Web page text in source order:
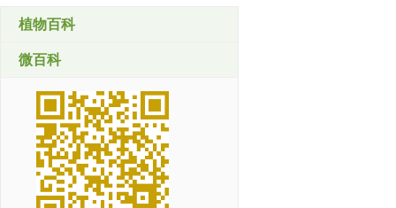
植物百科
微百科